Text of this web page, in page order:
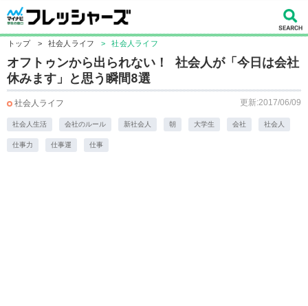
トップ > 社会人ライフ > 社会人ライフ
オフトゥンから出られない！ 社会人が「今日は会社
休みます」と思う瞬間8選
社会人ライフ 更新:2017/06/09
社会人生活 会社のルール 新社会人 朝 大学生 会社 社会人
仕事力 仕事運 仕事